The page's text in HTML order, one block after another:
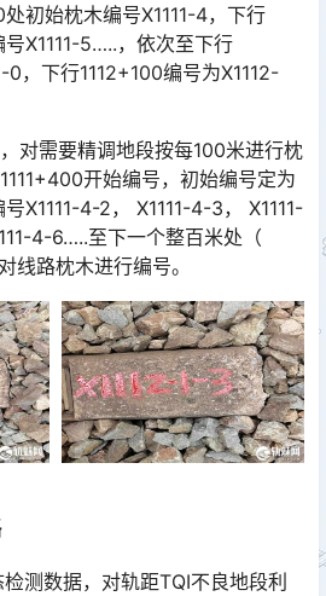
初始枕木编号X1111-4，下行
X1111-5…..，依次至下行
0，下行1112+100编号为X1112-
对需要精调地段按每100米进行枕
开始编号，初始编号定为
X1111-4-2， X1111-4-3， X1111-
4-6…..至下一个整百米处（
线路枕木进行编号。󠅅󠅃󠄵󠅂󠄪󠇖󠆨󠆨󠇕󠆞󠆒󠅬󠇘󠆭󠆘󠇙󠆝󠅵󠇗󠆭󠆁󠄐󠇗󠅹󠅸󠇖󠆍󠅳󠇖󠅹󠅰󠇖󠆌󠅹
测数据，对轨距TQI不良地段利